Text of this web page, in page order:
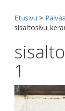
Etusivu >
1